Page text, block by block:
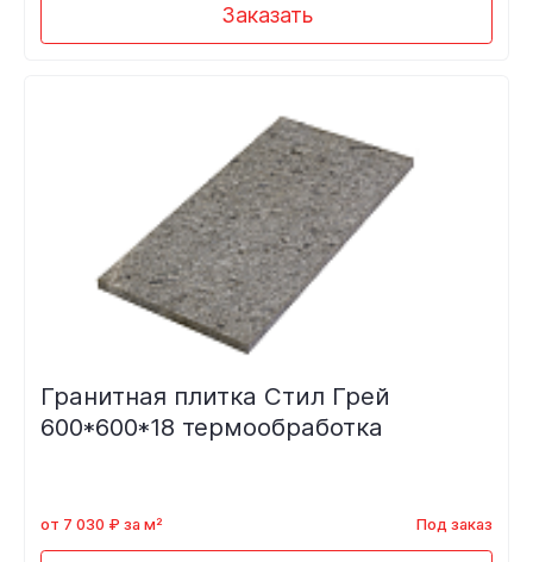
Заказать
Гранитная плитка Стил Грей
600*600*18 термообработка
от 7 030 ₽ за м² Под заказ